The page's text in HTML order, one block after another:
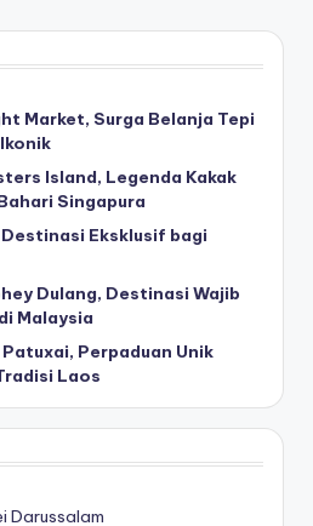
Market, Surga Belanja Tepi
Island, Legenda Kakak
Singapura
Eksklusif bagi
Dulang, Destinasi Wajib
Malaysia
Perpaduan Unik
Laos
Darussalam